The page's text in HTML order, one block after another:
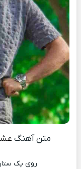
متن آهنگ
روی یک